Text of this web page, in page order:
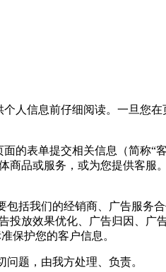
人信息前仔细阅读。一旦您
表单提交相关信息（简称“
品或服务，或为您提供客服
括我们的经销商、广告服务
投放效果优化、广告归因、广
保护您的客户信息。
题，由我方处理、负责。